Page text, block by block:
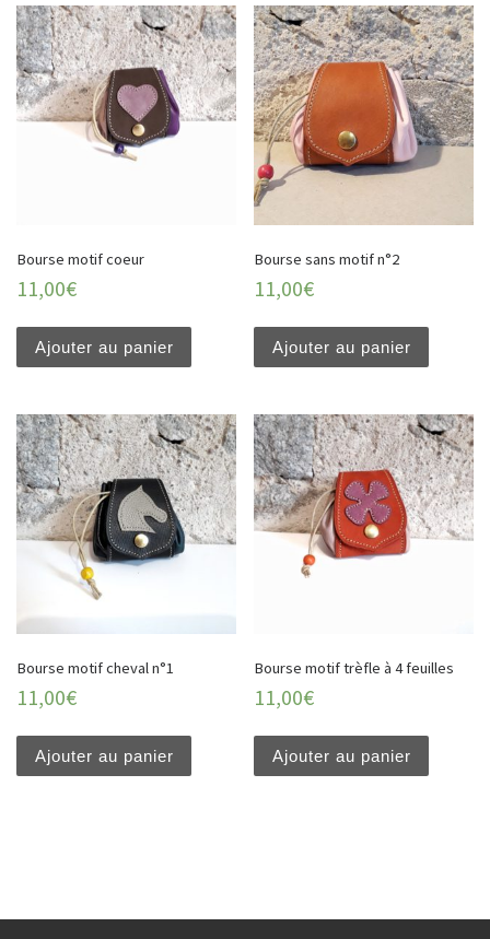
Bourse motif coeur
11,00€
Ajouter au panier
Bourse sans motif n°2
11,00€
Ajouter au panier
Bourse motif cheval n°1
11,00€
Ajouter au panier
Bourse motif trèfle à 4 feuilles
11,00€
Ajouter au panier